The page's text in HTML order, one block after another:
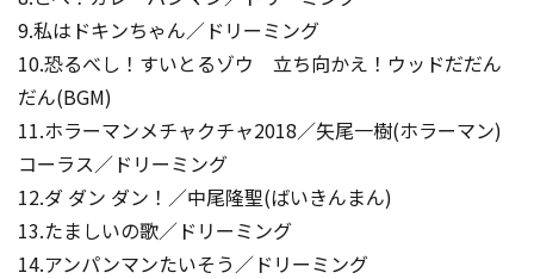
9.私はドキンちゃん／ドリーミング
10.恐るべし！すいとるゾウ 立ち向かえ！ウッドだだん
だん(BGM)
11.ホラーマンメチャクチャ2018／矢尾一樹(ホラーマン)
コーラス／ドリーミング
12.ダ ダン ダン！／中尾隆聖(ばいきんまん)
13.たましいの歌／ドリーミング
14.アンパンマンたいそう／ドリーミング